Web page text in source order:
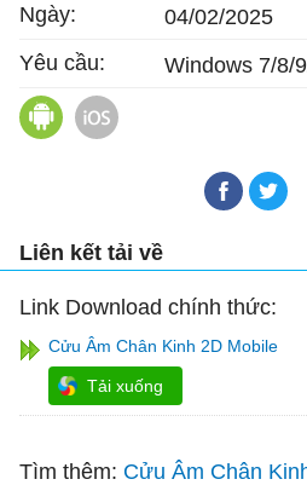
Ngày:
04/02/2025
Yêu cầu:
Windows 7/8/
Cửu Âm Chân Kinh
Liên kết tải về
Link Download chính thức:
Cửu Âm Chân Kinh 2D Mobile
Tải xuống
Tìm thêm: Cửu Âm Chân